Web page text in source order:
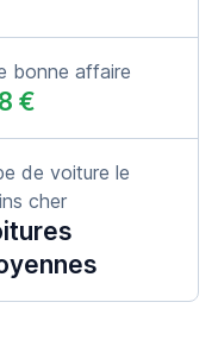
bonne affaire
€
de voiture le
cher